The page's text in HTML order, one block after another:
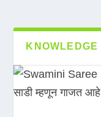
KNOWLEDGE